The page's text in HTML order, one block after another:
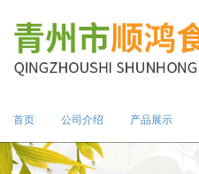
首页 公司介绍 产品展示